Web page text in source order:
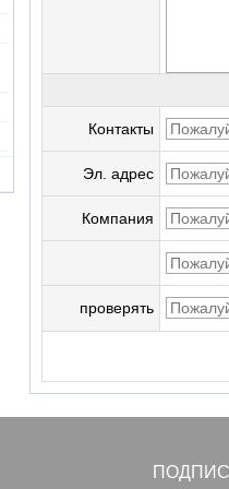
Контакты
Эл. адрес
Компания
проверять